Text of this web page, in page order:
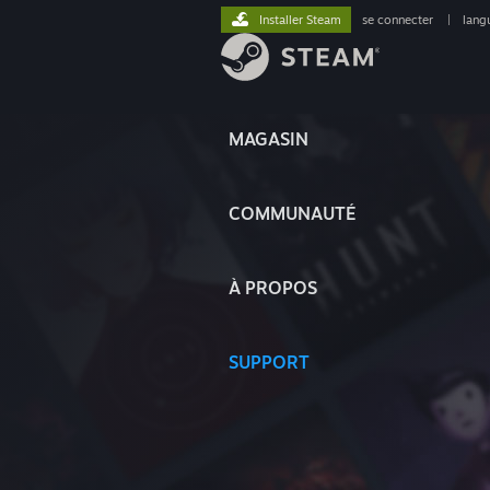
MAGASIN
COMMUNAUTÉ
À PROPOS
SUPPORT
Installer Steam se connecter